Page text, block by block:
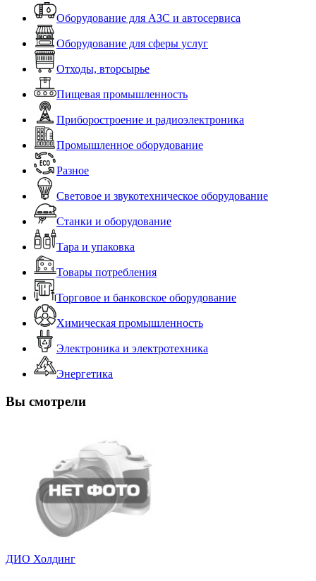
Оборудование для АЗС и автосервиса
Оборудование для сферы услуг
Отходы, вторсырье
Пищевая промышленность
Приборостроение и радиоэлектроника
Промышленное оборудование
Разное
Световое и звукотехническое оборудование
Станки и оборудование
Тара и упаковка
Товары потребления
Торговое и банковское оборудование
Химическая промышленность
Электроника и электротехника
Энергетика
Вы смотрели
ДИО Холдинг